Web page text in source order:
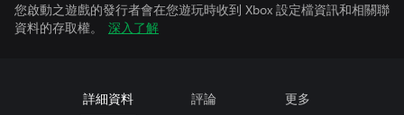
您啟動之遊戲的發行者會在您遊玩時收到 Xbox 設定檔資訊和相關聯
資料的存取權。
深入了解
詳細資料 評論 更多